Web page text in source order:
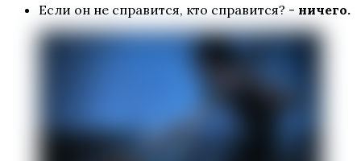
Если он не справится, кто справится? - ничего.